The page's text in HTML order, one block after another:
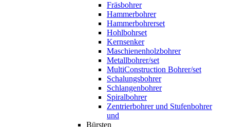
Fräsbohrer
Hammerbohrer
Hammerbohrerset
Hohlbohrset
Kernsenker
Maschienenholzbohrer
Metallbohrer/set
MultiConstruction Bohrer/set
Schalungsbohrer
Schlangenbohrer
Spiralbohrer
Zentrierbohrer und Stufenbohrer
und
Bürsten